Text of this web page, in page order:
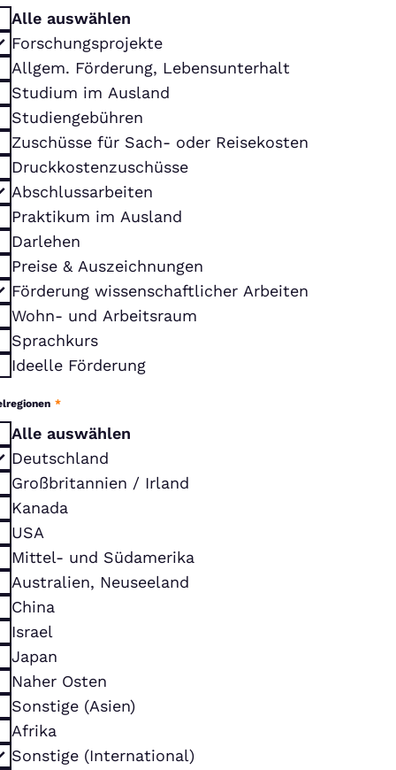
Alle auswählen
Forschungsprojekte
Allgem. Förderung, Lebensunterhalt
Studium im Ausland
Studiengebühren
Zuschüsse für Sach- oder Reisekosten
Druckkostenzuschüsse
Abschlussarbeiten
Praktikum im Ausland
Darlehen
Preise & Auszeichnungen
Förderung wissenschaftlicher Arbeiten
Wohn- und Arbeitsraum
Sprachkurs
Ideelle Förderung
*
Alle auswählen
Deutschland
Großbritannien / Irland
Kanada
USA
Mittel- und Südamerika
Australien, Neuseeland
China
Israel
Japan
Naher Osten
Sonstige (Asien)
Afrika
Sonstige (International)